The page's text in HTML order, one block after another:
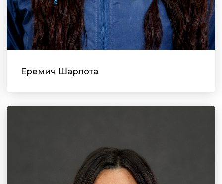
Еремич Шарлота